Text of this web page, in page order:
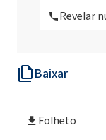
Baixar
Folheto
Revelar